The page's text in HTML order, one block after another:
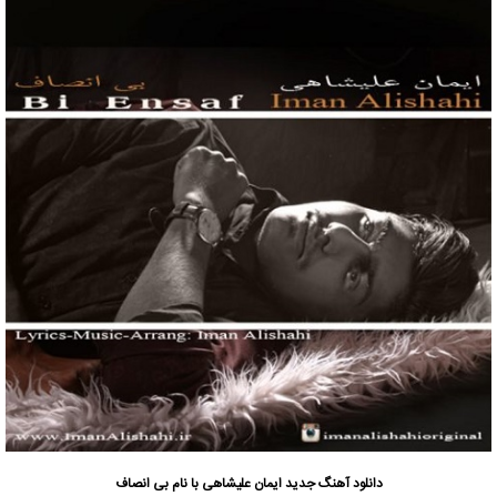
دانلود آهنگ جدیدایمان علیشاهی با نام بی انصاف